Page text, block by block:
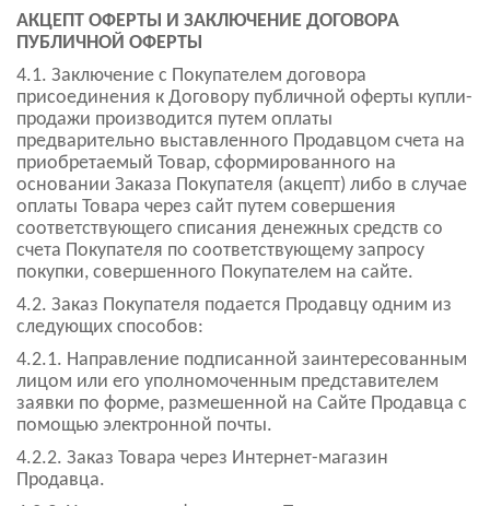
АКЦЕПТ ОФЕРТЫ И ЗАКЛЮЧЕНИЕ ДОГОВОРА
ПУБЛИЧНОЙ ОФЕРТЫ
4.1. Заключение с Покупателем договора
присоединения к Договору публичной оферты купли-
продажи производится путем оплаты
предварительно выставленного Продавцом счета на
приобретаемый Товар, сформированного на
основании Заказа Покупателя (акцепт) либо в случае
оплаты Товара через сайт путем совершения
соответствующего списания денежных средств со
счета Покупателя по соответствующему запросу
покупки, совершенного Покупателем на сайте.
4.2. Заказ Покупателя подается Продавцу одним из
следующих способов:
4.2.1. Направление подписанной заинтересованным
лицом или его уполномоченным представителем
заявки по форме, размешенной на Сайте Продавца с
помощью электронной почты.
4.2.2. Заказ Товара через Интернет-магазин
Продавца.